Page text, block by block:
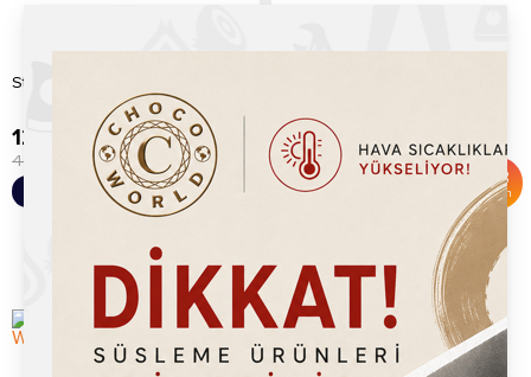
Stick Lokma Waffle Mix (1kg)
%
İndirim
129.20 TL
475.00
Sepete Ekle
73
İndirim
129.20 TL
475.00 TL
Sepete Ekle